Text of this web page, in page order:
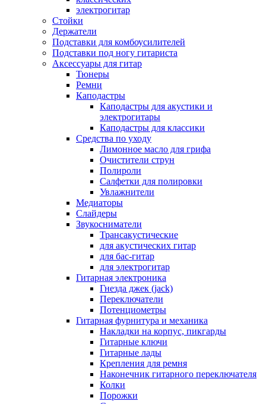
электрогитар
Стойки
Держатели
Подставки для комбоусилителей
Подставки под ногу гитариста
Аксессуары для гитар
Тюнеры
Ремни
Каподастры
Каподастры для акустики и
электрогитары
Каподастры для классики
Средства по уходу
Лимонное масло для грифа
Очистители струн
Полироли
Салфетки для полировки
Увлажнители
Медиаторы
Слайдеры
Звукосниматели
Трансакустические
для акустических гитар
для бас-гитар
для электрогитар
Гитарная электроника
Гнезда джек (jack)
Переключатели
Потенциометры
Гитарная фурнитура и механика
Накладки на корпус, пикгарды
Гитарные ключи
Гитарные лады
Крепления для ремня
Наконечник гитарного переключателя
Колки
Порожки